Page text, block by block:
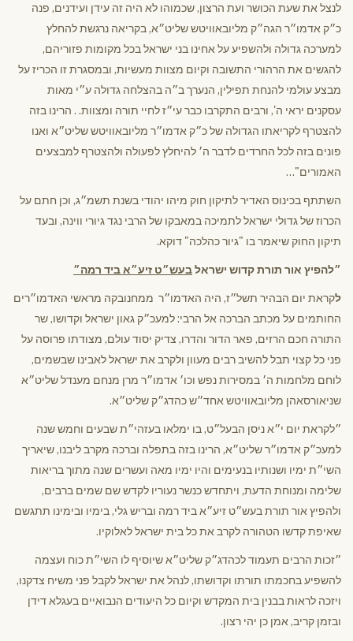
לנצל את שעת הכושר ועת הרצון, שכמוהו לא היה זה עידן ועידנים, פנה
כ״ק אדמו״ר הגה״ק מליובאוויטש שליט״א, בקריאה נרגשת להחלץ
למערכה גדולה ולהשפיע על אחינו בני ישראל בכל מקומות פזוריהם,
להגשים את הרהורי התשובה וקיום מצוות מעשיות, ובמסגרת זו הכריז על
מבצע עולמי להנחת תפילין, הנערך ב״ה בהצלחה גדולה ע״י מאות
עסקנים יראי ה', ורבים התקרבו כבר עי״ז לחיי תורה ומצוות. . הרינו בזה
להצטרף לקריאתו הגדולה של כ״ק אדמו״ר מליובאוויטש שליט״א ואנו
פונים בזה לכל החרדים לדבר ה׳ להיחלץ לפעולה ולהצטרף למבצעים
האמורים"…
השתתף בכינוס האדיר לתיקון חוק מיהו יהודי בשנת תשמ״ג, וכן חתם על
הכרוז של גדולי ישראל לתמיכה במאבקו של הרבי נגד גיורי ווינה, ובעד
תיקון החוק שיאמר בו "גיור כהלכה" דוקא.
״להפיץ אור תורת קדוש ישראלבעש״ט זיע״א ביד רמה״
לקראת יום הבהיר תשל״ז, היה האדמו״ר ממחנובקה מראשי האדמו״רים
החותמים על מכתב הברכה אל הרבי: למעכ״ק גאון ישראל וקדושו, שר
התורה חכם הרזים, פאר הדור והדרו, צדיק יסוד עולם, מצודתו פרוסה על
פני כל קצוי תבל להשיב רבים מעוון ולקרב את ישראל לאבינו שבשמים,
לוחם מלחמות ה׳ במסירות נפש וכו׳ אדמו״ר מרן מנחם מענדל שליט״א
שניאורסאהן מליובאוויטש אחד״ש כהדג״ק שליט״א.
״לקראת יום י״א ניסן הבעל״ט, בו ימלאו בעזהי״ת שבעים וחמש שנה
למעכ״ק אדמו״ר שליט״א, הרינו בזה בתפלה וברכה מקרב ליבנו, שיאריך
השי״ת ימיו ושנותיו בנעימים והיו ימיו מאה ועשרים שנה מתוך בריאות
שלימה ומנוחת הדעת, ויתחדש כנשר נעוריו לקדש שם שמים ברבים,
ולהפיץ אור תורת בעש״ט זיע״א ביד רמה ובריש גלי, בימיו ובימינו תתגשם
שאיפת קדשו הטהורה לקרב את כל בית ישראל לאלוקיו.
״זכות הרבים תעמוד לכהדג״ק שליט״א שיוסיף לו השי״ת כוח ועצמה
להשפיע בחכמתו תורתו וקדושתו, לנהל את ישראל לקבל פני משיח צדקנו,
ויזכה לראות בבנין בית המקדש וקיום כל היעודים הנבואיים בעגלא דידן
ובזמן קריב, אמן כן יהי רצון.